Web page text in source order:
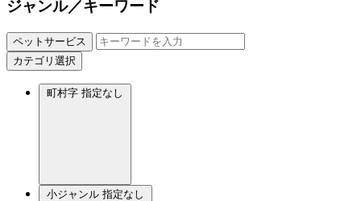
ジャンル／キーワード
ペットサービス
カテゴリ選択
町村字 指定なし
小ジャンル 指定なし